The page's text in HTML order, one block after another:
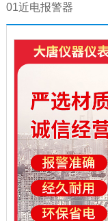
01近电报警器